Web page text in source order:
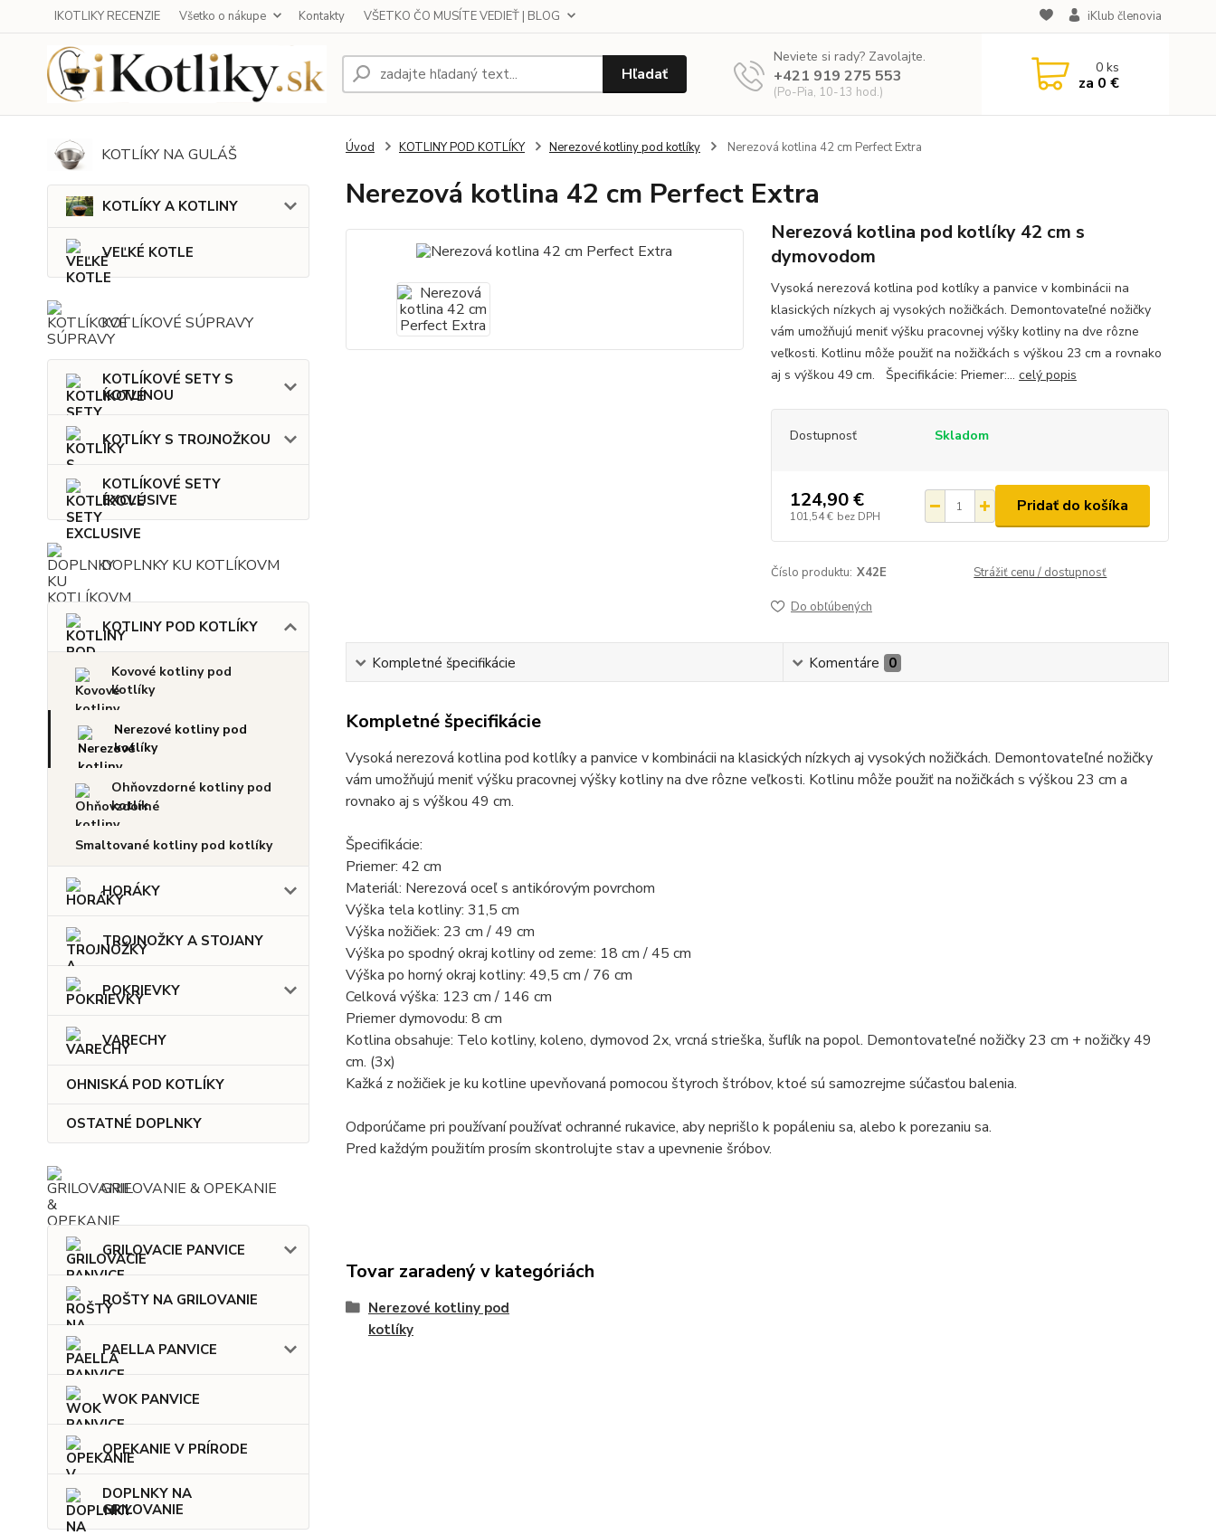
IKOTLIKY RECENZIE Všetko o nákupe Kontakty VŠETKO ČO MUSÍTE VEDIEŤ | BLOG iKlub členovia
Hľadať
Neviete si rady? Zavolajte.
+421 919 275 553
(Po-Pia, 10-13 hod.)
0ks
za 0 €
KOTLÍKY NA GULÁŠ
KOTLÍKY A KOTLINY
VEĽKÉ KOTLE
KOTLÍKOVÉ SÚPRAVY
KOTLÍKOVÉ SETY S
KOTLINOU
KOTLÍKY S TROJNOŽKOU
KOTLÍKOVÉ SETY
EXCLUSIVE
DOPLNKY KU KOTLÍKOVM
KOTLINY POD KOTLÍKY
Kovové kotliny pod
kotlíky
Nerezové kotliny pod
kotlíky
Ohňovzdorné kotliny pod
kotlík
Smaltované kotliny pod kotlíky
HORÁKY
TROJNOŽKY A STOJANY
POKRIEVKY
VARECHY
OHNISKÁ POD KOTLÍKY
OSTATNÉ DOPLNKY
GRILOVANIE & OPEKANIE
GRILOVACIE PANVICE
ROŠTY NA GRILOVANIE
PAELLA PANVICE
WOK PANVICE
OPEKANIE V PRÍRODE
DOPLNKY NA
GRILOVANIE
Úvod KOTLINY POD KOTLÍKY Nerezové kotliny pod kotlíky Nerezová kotlina 42 cm Perfect Extra
Nerezová kotlina 42 cm Perfect Extra
Nerezová kotlina pod kotlíky 42 cm s
dymovodom
Vysoká nerezová kotlina pod kotlíky a panvice v kombinácii na
klasických nízkych aj vysokých nožičkách. Demontovateľné nožičky
vám umožňujú meniť výšku pracovnej výšky kotliny na dve rôzne
veľkosti. Kotlinu môže použiť na nožičkách s výškou 23 cm a rovnako
aj s výškou 49 cm. Špecifikácie: Priemer:... celý popis
Dostupnosť Skladom
124,90 €
101,54 € bez DPH
Pridať do košíka
Číslo produktu: X42E Strážiť cenu / dostupnosť
Do obľúbených
Kompletné špecifikácie Komentáre 0
Kompletné špecifikácie
Vysoká nerezová kotlina pod kotlíky a panvice v kombinácii na klasických nízkych aj vysokých nožičkách. Demontovateľné nožičky
vám umožňujú meniť výšku pracovnej výšky kotliny na dve rôzne veľkosti. Kotlinu môže použiť na nožičkách s výškou 23 cm a
rovnako aj s výškou 49 cm.
Špecifikácie:
Priemer: 42 cm
Materiál: Nerezová oceľ s antikórovým povrchom
Výška tela kotliny: 31,5 cm
Výška nožičiek: 23 cm / 49 cm
Výška po spodný okraj kotliny od zeme: 18 cm / 45 cm
Výška po horný okraj kotliny: 49,5 cm / 76 cm
Celková výška: 123 cm / 146 cm
Priemer dymovodu: 8 cm
Kotlina obsahuje: Telo kotliny, koleno, dymovod 2x, vrcná strieška, šuflík na popol. Demontovateľné nožičky 23 cm + nožičky 49
cm. (3x)
Kažká z nožičiek je ku kotline upevňovaná pomocou štyroch štróbov, ktoé sú samozrejme súčasťou balenia.
Odporúčame pri používaní používať ochranné rukavice, aby neprišlo k popáleniu sa, alebo k porezaniu sa.
Pred každým použitím prosím skontrolujte stav a upevnenie šróbov.
Tovar zaradený v kategóriách
Nerezové kotliny pod
kotlíky